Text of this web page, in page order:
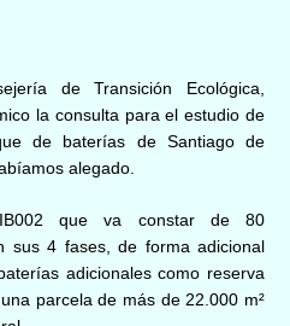
de Transición Ecológica,
la consulta para el estudio de
de baterías de Santiago de
alegado.
que va constar de 80
sus 4 fases, de forma adicional
adicionales como reserva
parcela de más de 22.000 m²